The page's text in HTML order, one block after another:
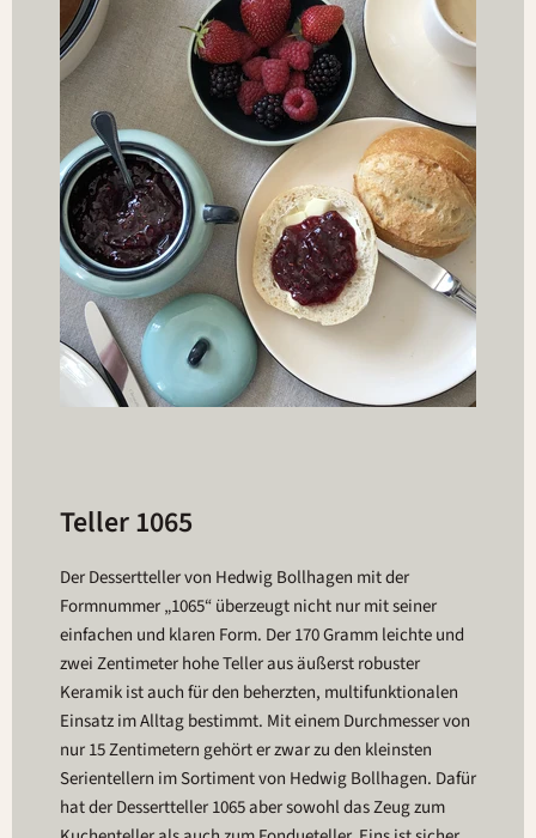
Teller 1065
Der Dessertteller von Hedwig Bollhagen mit der
Formnummer „1065“ überzeugt nicht nur mit seiner
einfachen und klaren Form. Der 170 Gramm leichte und
zwei Zentimeter hohe Teller aus äußerst robuster
Keramik ist auch für den beherzten, multifunktionalen
Einsatz im Alltag bestimmt. Mit einem Durchmesser von
nur 15 Zentimetern gehört er zwar zu den kleinsten
Serientellern im Sortiment von Hedwig Bollhagen. Dafür
hat der Dessertteller 1065 aber sowohl das Zeug zum